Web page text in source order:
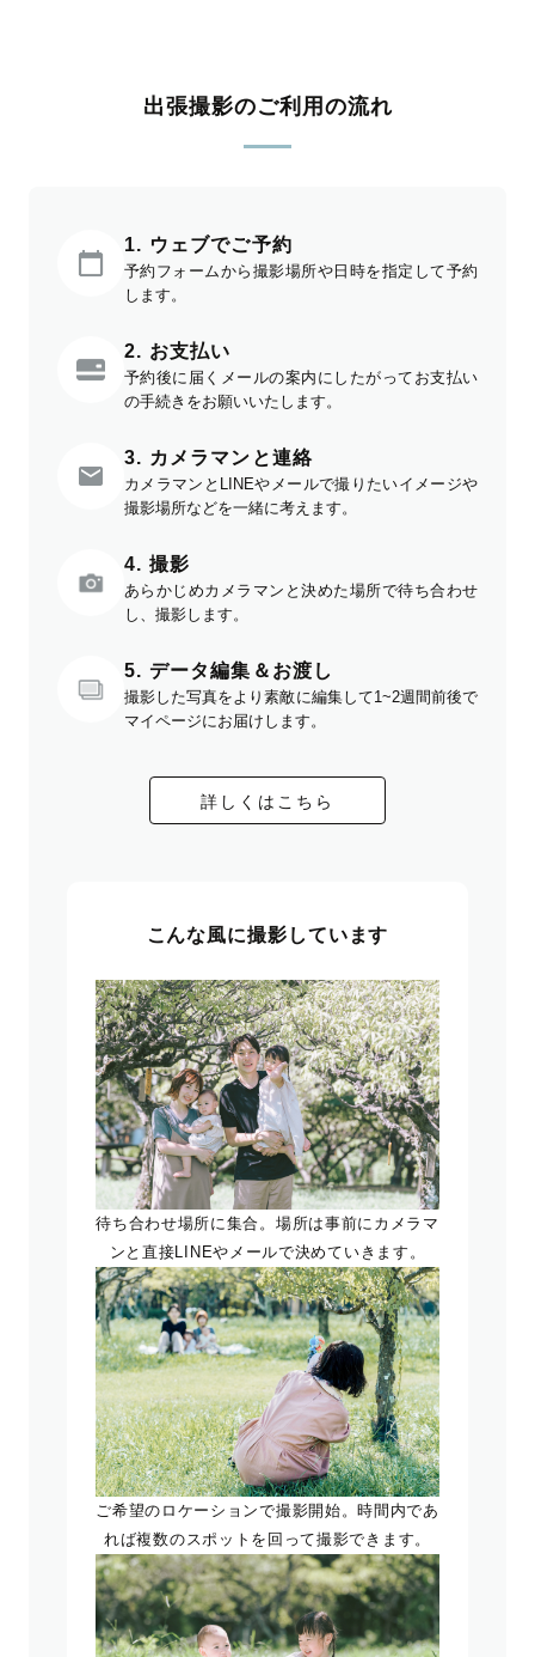
出張撮影のご利用の流れ
1. ウェブでご予約
予約フォームから撮影場所や日時を指定して予約
します。
2. お支払い
予約後に届くメールの案内にしたがってお支払い
の手続きをお願いいたします。
3. カメラマンと連絡
カメラマンとLINEやメールで撮りたいイメージや
撮影場所などを一緒に考えます。
4. 撮影
あらかじめカメラマンと決めた場所で待ち合わせ
し、撮影します。
5. データ編集＆お渡し
撮影した写真をより素敵に編集して1~2週間前後で
マイページにお届けします。
詳しくはこちら
こんな風に撮影しています
待ち合わせ場所に集合。場所は事前にカメラマ
ンと直接LINEやメールで決めていきます。
ご希望のロケーションで撮影開始。時間内であ
れば複数のスポットを回って撮影できます。